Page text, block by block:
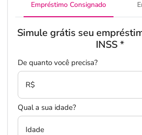
Empréstimo Consignado
Simule grátis seu
INSS*
De quanto você precisa?
R$
Qual a sua idade?
Idade